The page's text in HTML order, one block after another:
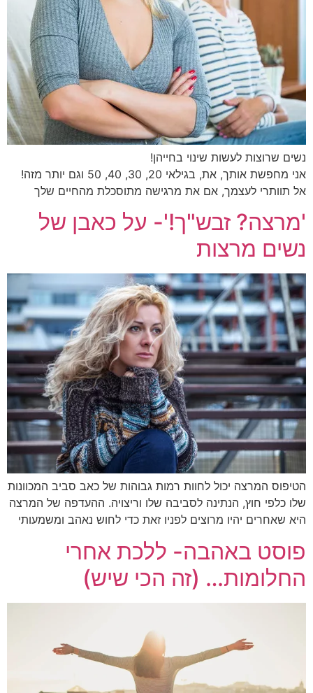
נשים שרוצות לעשות שינוי בחייהן!
אני מחפשת אותך, את, בגילאי 20, 30, 40, 50 וגם יותר מזה!
אל תוותרי לעצמך, אם את מרגישה מתוסכלת מהחיים שלך
'מרצה? זבש"ך!'- על כאבן של
נשים מרצות
הטיפוס המרצה יכול לחוות רמות גבוהות של כאב סביב המכוונות
שלו כלפי חוץ, הנתינה לסביבה שלו וריצויה. ההעדפה של המרצה
היא שאחרים יהיו מרוצים לפניו זאת כדי לחוש נאהב ומשמעותי
פוסט באהבה- ללכת אחרי
החלומות… (זה הכי שיש)